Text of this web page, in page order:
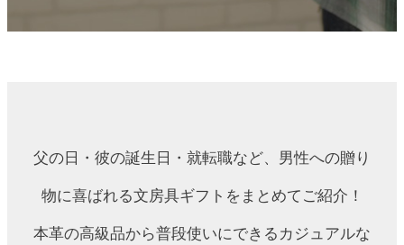
父の日・彼の誕生日・就転職など、男性への贈り
物に喜ばれる文房具ギフトをまとめてご紹介！
本革の高級品から普段使いにできるカジュアルな